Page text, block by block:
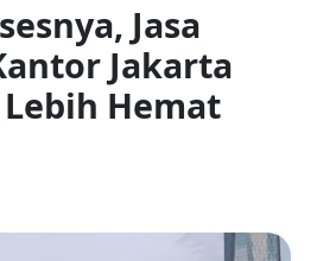
Jasa
Jakarta
Hemat